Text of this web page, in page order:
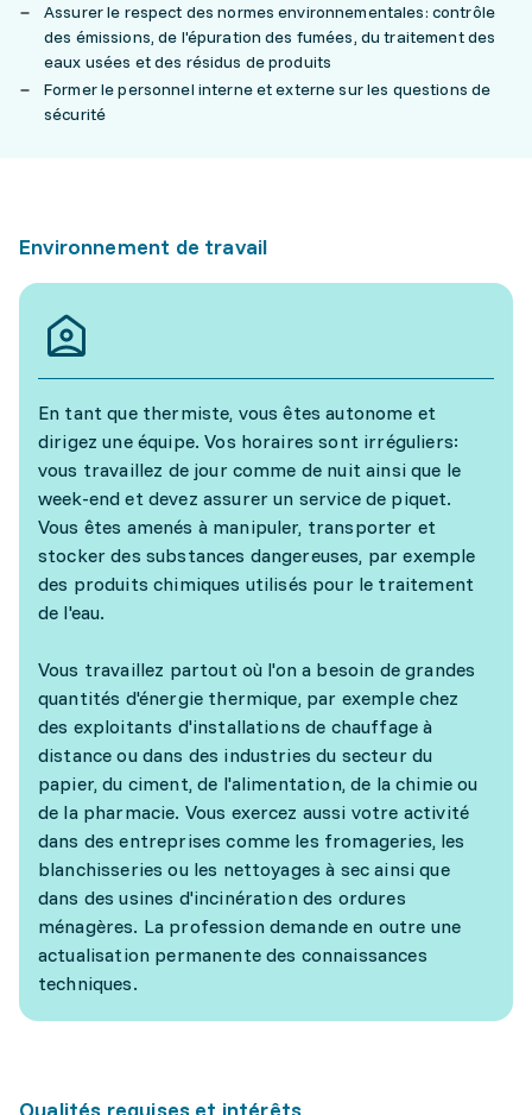
Assurer le respect des normes environnementales: contrôle
des émissions, de l'épuration des fumées, du traitement des
eaux usées et des résidus de produits
Former le personnel interne et externe sur les questions de
sécurité
Environnement de travail
En tant que thermiste, vous êtes autonome et
dirigez une équipe. Vos horaires sont irréguliers:
vous travaillez de jour comme de nuit ainsi que le
week-end et devez assurer un service de piquet.
Vous êtes amenés à manipuler, transporter et
stocker des substances dangereuses, par exemple
des produits chimiques utilisés pour le traitement
de l'eau.
Vous travaillez partout où l'on a besoin de grandes
quantités d'énergie thermique, par exemple chez
des exploitants d'installations de chauffage à
distance ou dans des industries du secteur du
papier, du ciment, de l'alimentation, de la chimie ou
de la pharmacie. Vous exercez aussi votre activité
dans des entreprises comme les fromageries, les
blanchisseries ou les nettoyages à sec ainsi que
dans des usines d'incinération des ordures
ménagères. La profession demande en outre une
actualisation permanente des connaissances
techniques.